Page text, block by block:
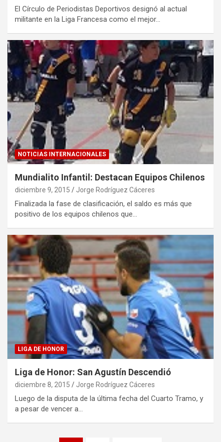
El Círculo de Periodistas Deportivos designó al actual
militante en la Liga Francesa como el mejor…
NOTICIAS INTERNACIONALES
Mundialito Infantil: Destacan Equipos Chilenos
diciembre 9, 2015 Jorge Rodríguez Cáceres
Finalizada la fase de clasificación, el saldo es más que
positivo de los equipos chilenos que…
LIGA DE HONOR
Liga de Honor: San Agustín Descendió
diciembre 8, 2015 Jorge Rodríguez Cáceres
Luego de la disputa de la última fecha del Cuarto Tramo, y
a pesar de vencer a…